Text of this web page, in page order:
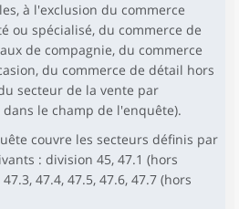
à l'exclusion du commerce
ou spécialisé, du commerce de
de compagnie, du commerce
du commerce de détail hors
secteur de la vente par
le champ de l'enquête).
couvre les secteurs définis par
: division 45, 47.1 (hors
47.4, 47.5, 47.6, 47.7 (hors